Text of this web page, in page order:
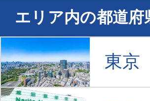
エリア内の都道府
東京